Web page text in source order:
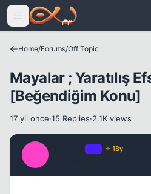
Icerige atla
Home/Forums/Off Topic
Mayalar ; Yaratılış
[Beğendiğim Konu]
17 yil once·15 Replies·2.1K views
⭐ 18y